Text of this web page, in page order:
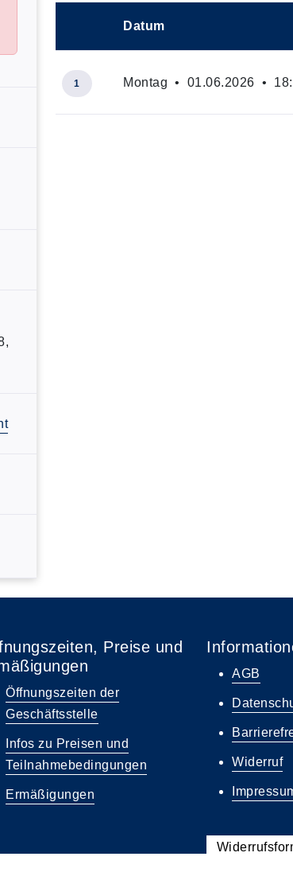
Datum
1 Montag • 01.06.2026 •
Preise und
Öffnungszeiten der
Geschäftsstelle
Infos zu Preisen und
Teilnahmebedingungen
Ermäßigungen
AGB
Widerruf